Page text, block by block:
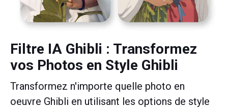
Filtre IA Ghibli : Transformez
vos Photos en Style Ghibli
Transformez n'importe quelle photo en
oeuvre Ghibli en utilisant les options de style